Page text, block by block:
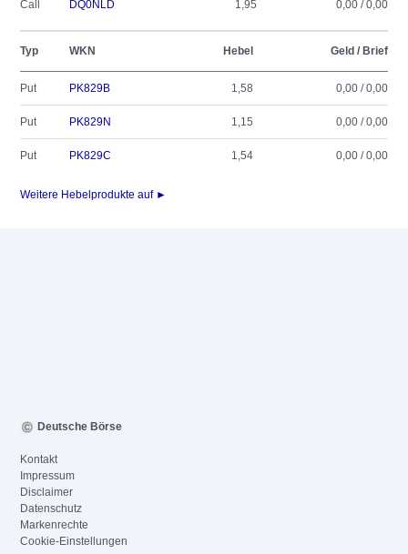
Call DQ0NLD 1,95 0,00 / 0,00
Typ WKN Hebel Geld / Brief
Put PK829B 1,58 0,00 / 0,00
Put PK829N 1,15 0,00 / 0,00
Put PK829C 1,54 0,00 / 0,00
Weitere Hebelprodukte auf ►
Deutsche Börse
Kontakt
Impressum
Disclaimer
Datenschutz
Markenrechte
Cookie-Einstellungen